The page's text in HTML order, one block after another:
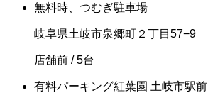
無料時、つむぎ駐車場
岐阜県土岐市泉郷町２丁目57−9
店舗前 / 5台
有料パーキング紅葉園 土岐市駅前